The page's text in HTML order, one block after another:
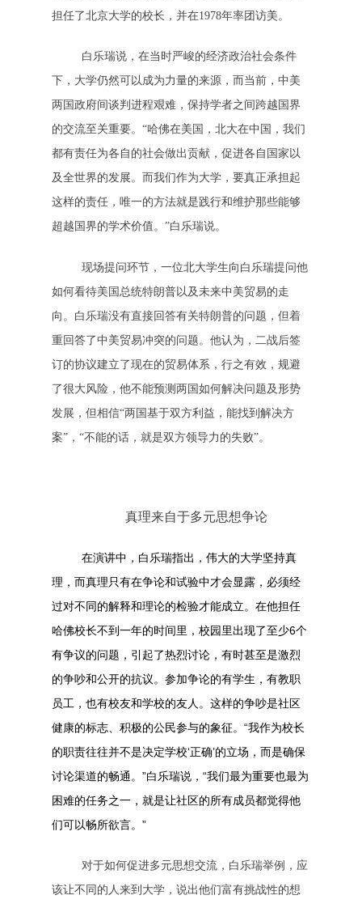
担任了北京大学的校长，并在1978年率团访美。
白乐瑞说，在当时严峻的经济政治社会条件
下，大学仍然可以成为力量的来源，而当前，中美
两国政府间谈判进程艰难，保持学者之间跨越国界
的交流至关重要。“哈佛在美国，北大在中国，我们
都有责任为各自的社会做出贡献，促进各自国家以
及全世界的发展。而我们作为大学，要真正承担起
这样的责任，唯一的方法就是践行和维护那些能够
超越国界的学术价值。”白乐瑞说。
现场提问环节，一位北大学生向白乐瑞提问他
如何看待美国总统特朗普以及未来中美贸易的走
向。白乐瑞没有直接回答有关特朗普的问题，但着
重回答了中美贸易冲突的问题。他认为，二战后签
订的协议建立了现在的贸易体系，行之有效，规避
了很大风险，他不能预测两国如何解决问题及形势
发展，但相信“两国基于双方利益，能找到解决方
案”，“不能的话，就是双方领导力的失败”。
真理来自于多元思想争论
在演讲中，白乐瑞指出，伟大的大学坚持真
理，而真理只有在争论和试验中才会显露，必须经
过对不同的解释和理论的检验才能成立。在他担任
哈佛校长不到一年的时间里，校园里出现了至少6个
有争议的问题，引起了热烈讨论，有时甚至是激烈
的争吵和公开的抗议。参加争论的有学生，有教职
员工，也有校友和学校的友人。这样的争吵是社区
健康的标志、积极的公民参与的象征。“我作为校长
的职责往往并不是决定学校‘正确’的立场，而是确保
讨论渠道的畅通。”白乐瑞说，“我们最为重要也最为
困难的任务之一，就是让社区的所有成员都觉得他
们可以畅所欲言。”
对于如何促进多元思想交流，白乐瑞举例，应
该让不同的人来到大学，说出他们富有挑战性的想